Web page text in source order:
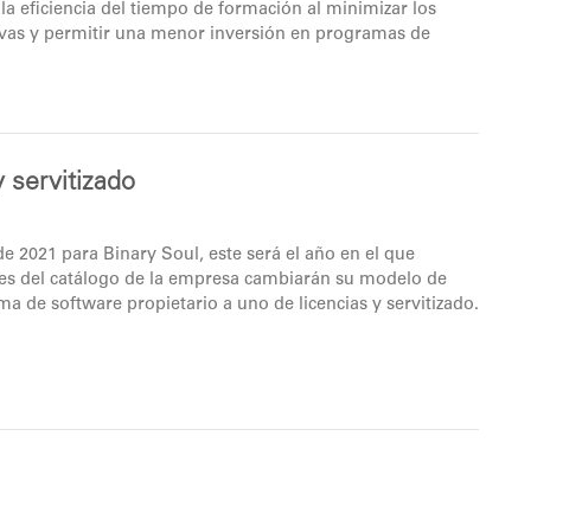
eficiencia del tiempo de formación al minimizar los
y permitir una menor inversión en programas de
servitizado
2021 para Binary Soul, este será el año en el que
del catálogo de la empresa cambiarán su modelo de
de software propietario a uno de licencias y servitizado.